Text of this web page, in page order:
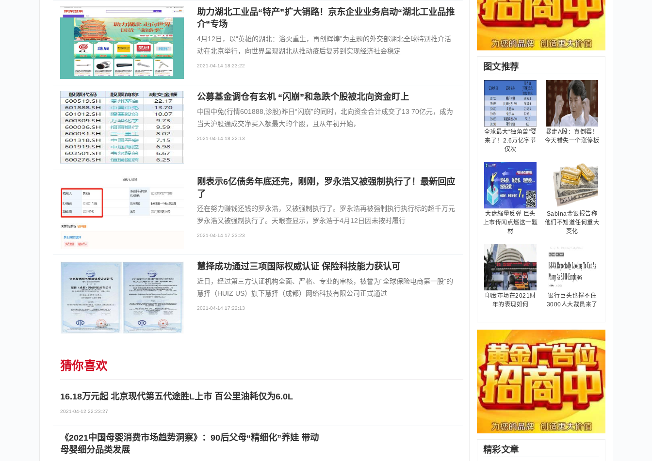
助力湖北工业品“特产”扩大销路！京东企业业务启动“湖北工业品推
介”专场
4月12日，以“英雄的湖北：浴火重生，再创辉煌”为主题的外交部湖北全球特别推介活
动在北京举行，向世界呈现湖北从推动疫后复苏到实现经济社会稳定
2021-04-14 18:23:22
公募基金调仓有玄机 “闪崩”和急跌个股被北向资金盯上
中国中免(行情601888,诊股)昨日“闪崩”的同时，北向资金合计成交了13 70亿元，成为
当天沪股通成交净买入额最大的个股，且从年初开始，
2021-04-14 18:22:13
刚表示6亿债务年底还完，刚刚，罗永浩又被强制执行了！最新回应
了
还在努力赚钱还钱的罗永浩，又被强制执行了。罗永浩再被强制执行执行标的超千万元
罗永浩又被强制执行了。天眼查显示，罗永浩于4月12日因未按时履行
2021-04-14 17:23:23
慧择成功通过三项国际权威认证 保险科技能力获认可
近日，经过第三方认证机构全面、严格、专业的审核，被誉为“全球保险电商第一股”的
慧择（HUIZ US）旗下慧择（成都）网络科技有限公司正式通过
2021-04-14 17:22:13
猜你喜欢
16.18万元起 北京现代第五代途胜L上市 百公里油耗仅为6.0L
2021-04-12 22:23:27
《2021中国母婴消费市场趋势洞察》：90后父母“精细化”养娃 带动
母婴细分品类发展
图文推荐
全球最大“独角兽”要
来了！2.6万亿字节
仅次
暴走A股：真倒霉！
今天错失一个涨停板
大盘缩量反弹 巨头
上市传闻点燃这一题
材
Sabina金银报告称
他们不知道任何重大
变化
印度市场在2021财
年的表现如何
银行巨头也撑不住
3000人大裁员来了
精彩文章